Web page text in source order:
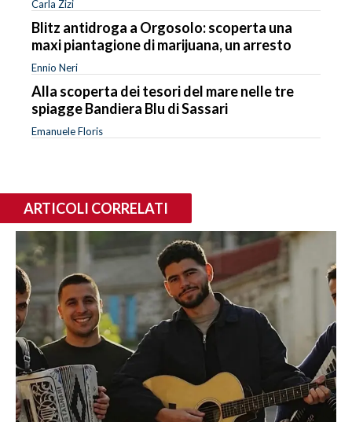
Carla Zizi
Blitz antidroga a Orgosolo: scoperta una
maxi piantagione di marijuana, un arresto
Ennio Neri
Alla scoperta dei tesori del mare nelle tre
spiagge Bandiera Blu di Sassari
Emanuele Floris
ARTICOLI CORRELATI